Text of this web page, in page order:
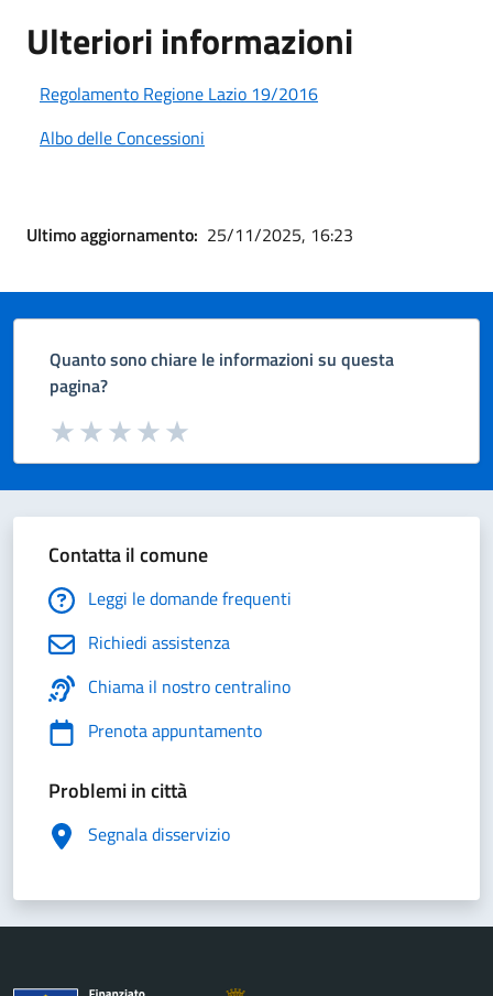
Ulteriori informazioni
Regolamento Regione Lazio 19/2016
Albo delle Concessioni
Ultimo aggiornamento: 25/11/2025, 16:23
Quanto sono chiare le informazioni su questa
pagina?
Valuta da 1 a 5 stelle la pagina
Valuta 5 stelle su 5
Valuta 4 stelle su 5
Valuta 3 stelle su 5
Valuta 2 stelle su 5
Valuta 1 stelle su 5
Contatta il comune
Leggi le domande frequenti
Richiedi assistenza
Chiama il nostro centralino
Prenota appuntamento
Problemi in città
Segnala disservizio